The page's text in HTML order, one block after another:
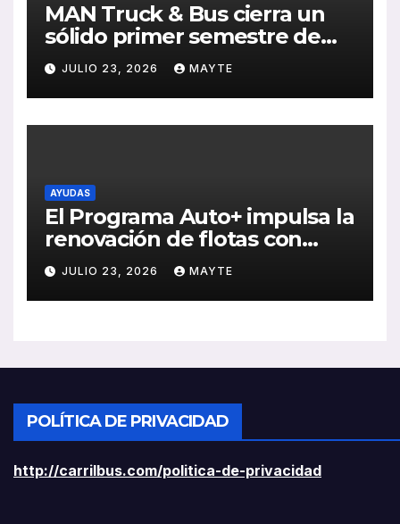
MAN Truck & Bus cierra un
sólido primer semestre de
2026 con crecimiento en
ventas, pedidos y
rentabilidad
JULIO 23, 2026 MAYTE
AYUDAS
El Programa Auto+ impulsa la
renovación de flotas con
ayudas a vehículos eléctricos
ligeros
JULIO 23, 2026 MAYTE
POLÍTICA DE PRIVACIDAD
http://carrilbus.com/politica-de-privacidad